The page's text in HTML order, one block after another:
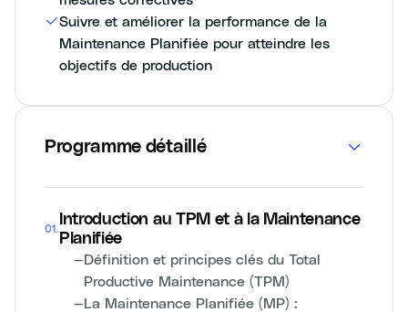
Suivre et améliorer la performance de la
Maintenance Planifiée pour atteindre les
objectifs de production
Programme détaillé
01 .
Introduction au TPM et à la Maintenance
Planifiée
—Définition et principes clés du Total
Productive Maintenance (TPM)
—La Maintenance Planifiée (MP) :